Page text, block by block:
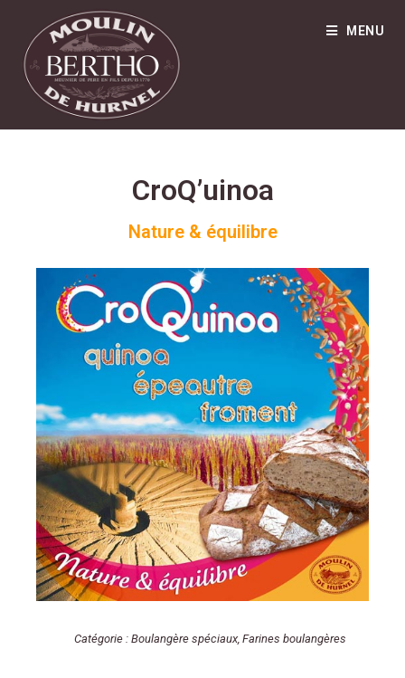
MENU
CroQ’uinoa
Nature & équilibre
Catégorie : Boulangère spéciaux, Farines boulangères